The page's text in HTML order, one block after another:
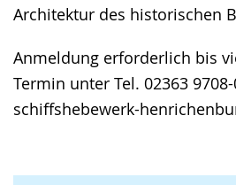
Architektur des historischen
Anmeldung erforderlich bis
Termin unter Tel. 02363
schiffshebewerk-